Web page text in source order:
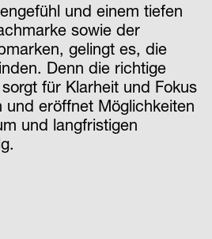
und einem tiefen
sowie der
gelingt es, die
Denn die richtige
für Klarheit und Fokus
und eröffnet Möglichkeiten
und langfristigen